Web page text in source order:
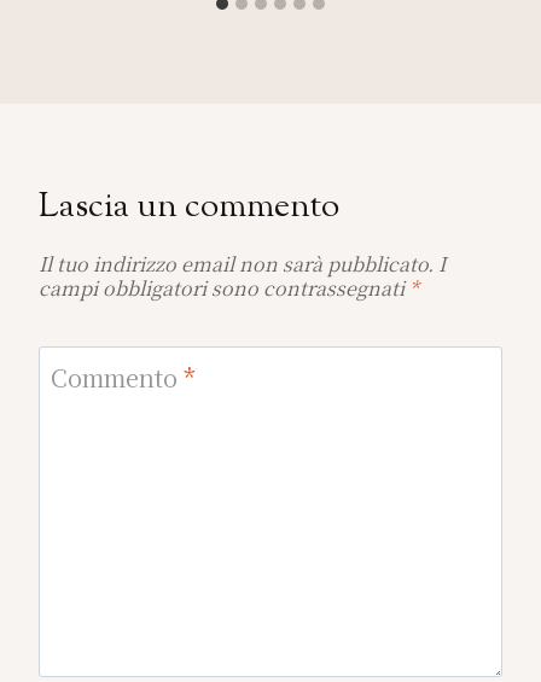
Lascia un commento
Il tuo indirizzo email non sarà pubblicato. I
campi obbligatori sono contrassegnati *
Commento *